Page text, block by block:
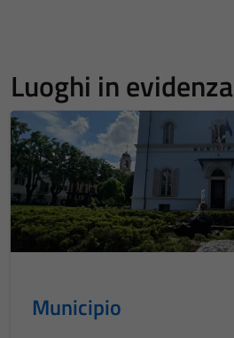
Luoghi in evidenza
Municipio